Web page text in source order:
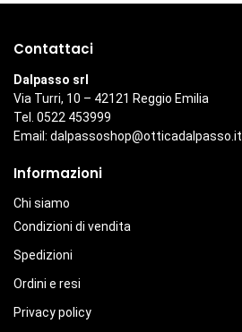
Contattaci
Dalpasso srl
Via Turri, 10 – 42121 Reggio Emilia
Tel. 0522 453999
Email: dalpassoshop@otticadalpasso.it
Informazioni
Chi siamo
Condizioni di vendita
Spedizioni
Ordini e resi
Privacy policy